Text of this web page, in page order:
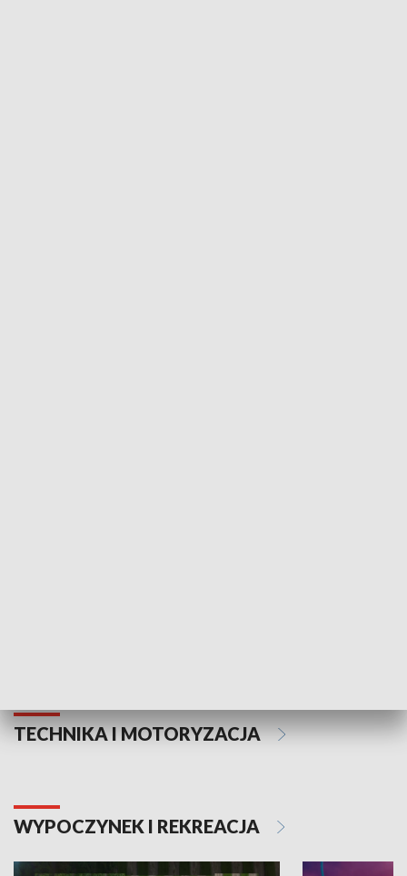
TECHNIKA I MOTORYZACJA
WYPOCZYNEK I REKREACJA